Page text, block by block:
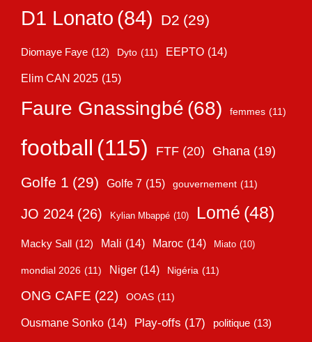
D1 Lonato (84) D2 (29)
Diomaye Faye (12) Dyto (11) EEPTO (14)
Elim CAN 2025 (15)
Faure Gnassingbé (68) femmes (11)
football (115) FTF (20) Ghana (19)
Golfe 1 (29) Golfe 7 (15) gouvernement (11)
JO 2024 (26) Kylian Mbappé (10) Lomé (48)
Macky Sall (12) Mali (14) Maroc (14) Miato (10)
mondial 2026 (11) Niger (14) Nigéria (11)
ONG CAFE (22) OOAS (11)
Ousmane Sonko (14) Play-offs (17) politique (13)